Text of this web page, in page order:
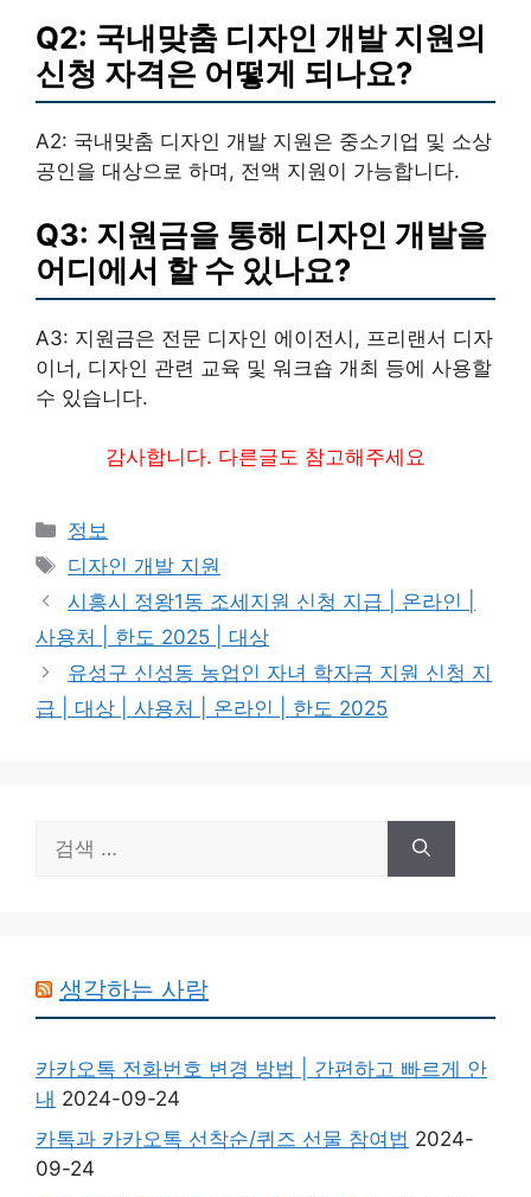
Q2: 국내맞춤 디자인 개발 지원의
신청 자격은 어떻게 되나요?
A2: 국내맞춤 디자인 개발 지원은 중소기업 및 소상
공인을 대상으로 하며, 전액 지원이 가능합니다.
Q3: 지원금을 통해 디자인 개발을
어디에서 할 수 있나요?
A3: 지원금은 전문 디자인 에이전시, 프리랜서 디자
이너, 디자인 관련 교육 및 워크숍 개최 등에 사용할
수 있습니다.
감사합니다. 다른글도 참고해주세요
카
테
리
정보
태
그
디자인 개발 지원
시흥시 정왕1동 조세지원 신청 지급 | 온라인 |
사용처 | 한도 2025 | 대상
유성구 신성동 농업인 자녀 학자금 지원 신청 지
급 | 대상 | 사용처 | 온라인 | 한도 2025
색:
생각하는 사람
카카오톡 전화번호 변경 방법 | 간편하고 빠르게 안
내 2024-09-24
카톡과 카카오톡 선착순/퀴즈 선물 참여법 2024-
09-24